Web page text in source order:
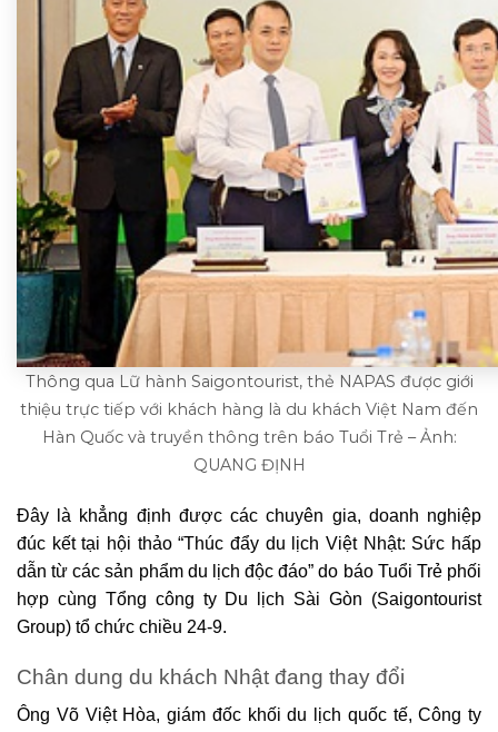
Thông qua Lữ hành Saigontourist, thẻ NAPAS được giới
thiệu trực tiếp với khách hàng là du khách Việt Nam đến
Hàn Quốc và truyền thông trên báo Tuổi Trẻ – Ảnh:
QUANG ĐỊNH
Đây là khẳng định được các chuyên gia, doanh nghiệp
đúc kết tại hội thảo “Thúc đẩy du lịch Việt Nhật: Sức hấp
dẫn từ các sản phẩm du lịch độc đáo” do báo Tuổi Trẻ phối
hợp cùng Tổng công ty Du lịch Sài Gòn (Saigontourist
Group) tổ chức chiều 24-9.
Chân dung du khách Nhật đang thay đổi
Ông Võ Việt Hòa, giám đốc khối du lịch quốc tế, Công ty